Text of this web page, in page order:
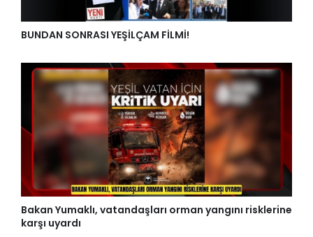
BUNDAN SONRASI YEŞİLÇAM FİLMİ!
Bakan Yumaklı, vatandaşları orman yangını risklerine
karşı uyardı